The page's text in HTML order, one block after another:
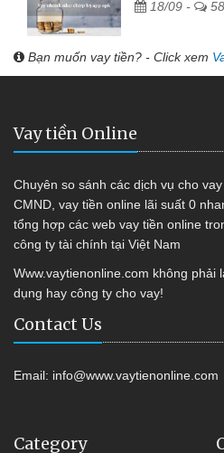
18/09 - 58
Bạn muốn vay tiền? - Click xem
Vay tiền Online
Chuyên so sánh các dịch vụ cho
CMND, vay tiền online lãi suất 0
tổng hợp các web vay tiền online
công ty tài chính tại Việt Nam
Www.vaytienonline.com không phải
dụng hay công ty cho vay!
Contact Us
Email: info@www.vaytienonline.com
Category